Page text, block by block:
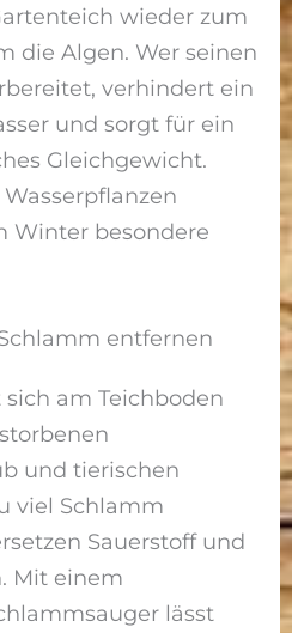
wieder zum
die Algen. Wer seinen
verhindert ein
und sorgt für ein
Gleichgewicht.
Winter besondere
entfernen
am Teichboden
und tierischen
viel Schlamm
Sauerstoff und
Mit einem
lässt